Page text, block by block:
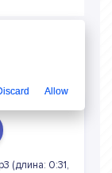
(длина: 0:31,
Allow